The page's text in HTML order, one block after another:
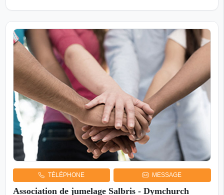
TÉLÉPHONE MESSAGE
Association de jumelage Salbris - Dymchurch